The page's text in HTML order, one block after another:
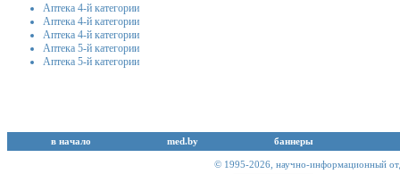
Аптека 4-й категории
Аптека 4-й категории
Аптека 4-й категории
Аптека 5-й категории
Аптека 5-й категории
в начало med.by баннеры
© 1995-2026, научно-информационный